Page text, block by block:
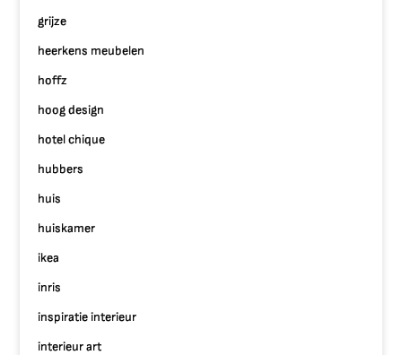
grijze
heerkens meubelen
hoffz
hoog design
hotel chique
hubbers
huis
huiskamer
ikea
inris
inspiratie interieur
interieur art